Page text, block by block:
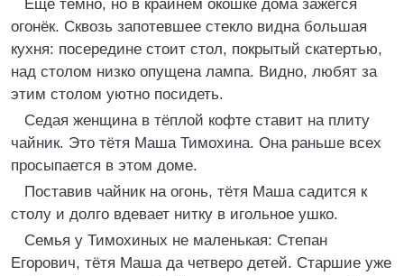
Ещё темно, но в крайнем окошке дома зажёгся
огонёк. Сквозь запотевшее стекло видна большая
кухня: посередине стоит стол, покрытый скатертью,
над столом низко опущена лампа. Видно, любят за
этим столом уютно посидеть.
Седая женщина в тёплой кофте ставит на плиту
чайник. Это тётя Маша Тимохина. Она раньше всех
просыпается в этом доме.
Поставив чайник на огонь, тётя Маша садится к
столу и долго вдевает нитку в игольное ушко.
Семья у Тимохиных не маленькая: Степан
Егорович, тётя Маша да четверо детей. Старшие уже